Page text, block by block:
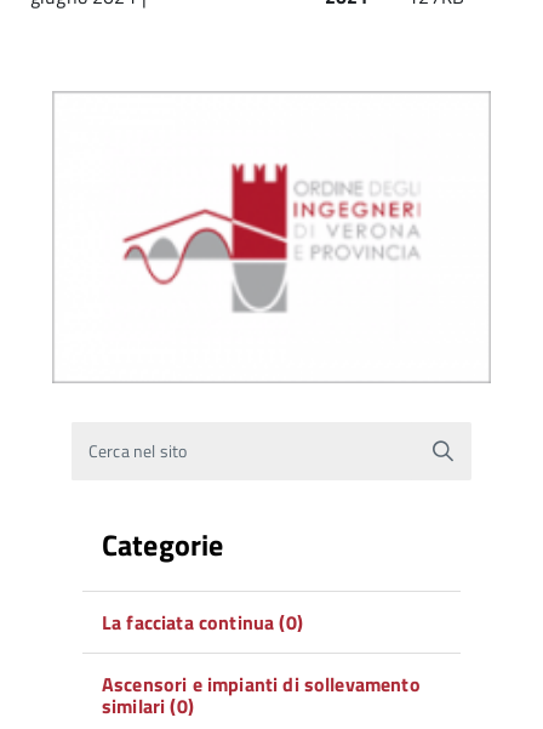
Cerca nel sito
Categorie
La facciata continua (0)
Ascensori e impianti di sollevamento
similari (0)